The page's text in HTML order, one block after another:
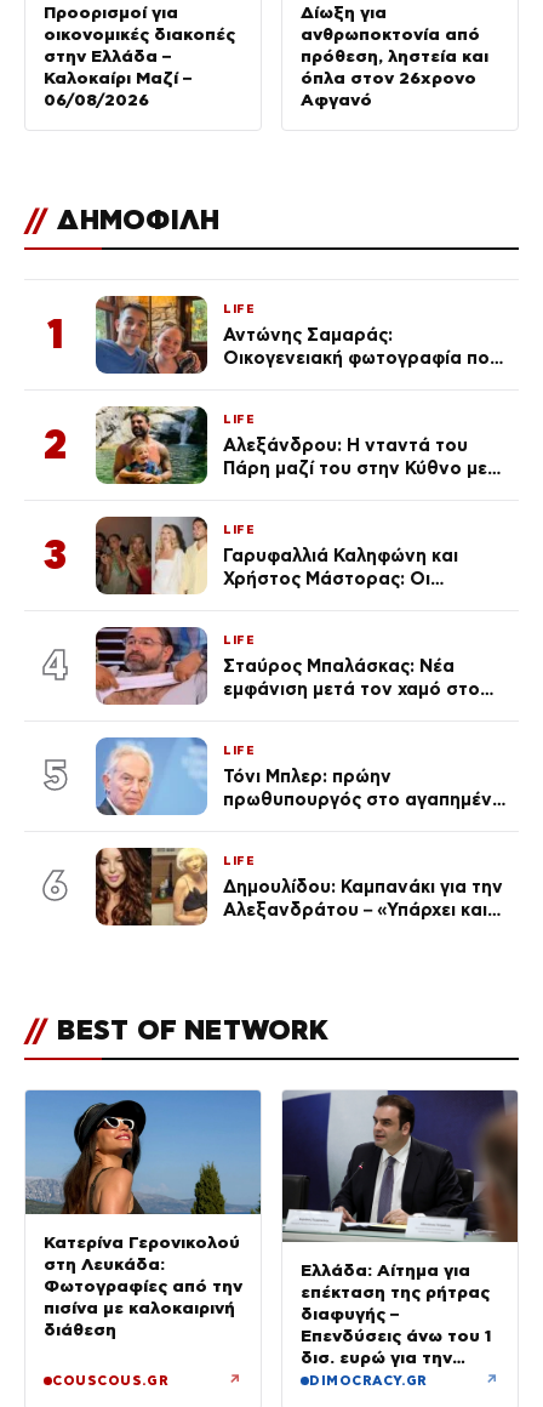
Προορισμοί για
οικονομικές διακοπές
στην Ελλάδα –
Καλοκαίρι Μαζί –
06/08/2026
Δίωξη για
ανθρωποκτονία από
πρόθεση, ληστεία και
όπλα στον 26χρονο
Αφγανό
// ΔΗΜΟΦΙΛΗ
1
LIFE
Αντώνης Σαμαράς:
Οικογενειακή φωτογραφία που
Λένας
2
LIFE
Αλεξάνδρου: Η νταντά του
Πάρη μαζί του στην Κύθνο με
3
LIFE
Γαρυφαλλιά Καληφώνη και
Χρήστος Μάστορας: Οι
απαρατήρητη
4
LIFE
Σταύρος Μπαλάσκας: Νέα
εμφάνιση μετά τον χαμό στο
5
LIFE
Τόνι Μπλερ: πρώην
πρωθυπουργός στο αγαπημένο
6
LIFE
Δημουλίδου: Καμπανάκι για την
Αλεξανδράτου – «Υπάρχει και
// BEST OF NETWORK
Κατερίνα Γερονικολού
στη Λευκάδα:
Φωτογραφίες από την
πισίνα με καλοκαιρινή
διάθεση
COUSCOUS.GR ↗
Ελλάδα: Αίτημα για
επέκταση της ρήτρας
διαφυγής –
Επενδύσεις άνω του 1
δισ. ευρώ για την
Ενέργεια έως το 2028
DIMOCRACY.GR ↗